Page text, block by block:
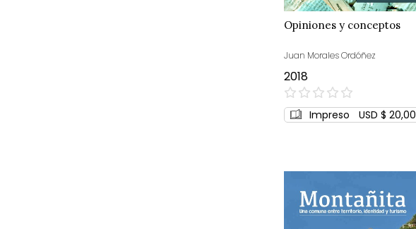
Opiniones y conceptos
Juan Morales Ordóñez
2018
0%
Impreso USD $ 20,00